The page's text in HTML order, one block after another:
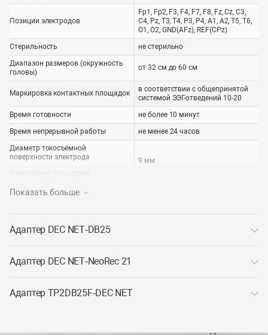
Позиции электродов
Fp1, Fp2, F3, F4, F7, F8, Fz, Cz, C3,
C4, Pz, T3, T4, P3, P4, A1, A2, T5, T6,
O1, O2, GND(AFz), REF(CPz)
Стерильность
не стерильно
Диапазон размеров (окружность
головы)
от 32 см до 60 см
Маркировка контактных площадок
в соответствии с общепринятой
системой ЭЭГ-отведений 10-20
Время готовности
не более 10 минут
Время непрерывной работы
не менее 24 часов
Диаметр токосъёмной
поверхности электрода
9 мм
Полное сопротивление электрода
Дрейф разности электродных
Напряжение шума электродов
Габаритные размеры упаковки
(ДхШхВ)
Показать больше
Адаптер DEC NET‑DB25
Адаптер DEC NET‑NeoRec 21
Адаптер TP2DB25F‑DEC NET